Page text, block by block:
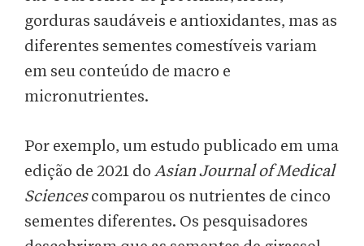
gorduras saudáveis e antioxidantes, mas as
diferentes sementes comestíveis variam
em seu conteúdo de macro e
micronutrientes.
Por exemplo, um estudo publicado em uma
edição de 2021 do Asian Journal of Medical
Sciencescomparou os nutrientes de cinco
sementes diferentes. Os pesquisadores